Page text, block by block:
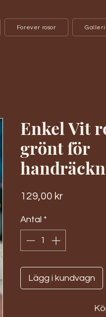
Forever rosor Galleri
Enkel Vit
grönt för
129,00 krPris
Antal *
Lägg i kundvagn